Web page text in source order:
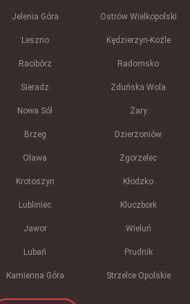
Jelenia Góra Ostrów Wielkopolski
Leszno Kędzierzyn-Koźle
Racibórz Radomsko
Sieradz Zduńska Wola
Nowa Sól Żary
Brzeg Dzierżoniów
Oława Zgorzelec
Krotoszyn Kłodzko
Lubliniec Kluczbork
Jawor Wieluń
Lubań Prudnik
Kamienna Góra Strzelce Opolskie